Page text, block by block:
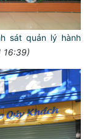
sát quản lý hành
16:39)